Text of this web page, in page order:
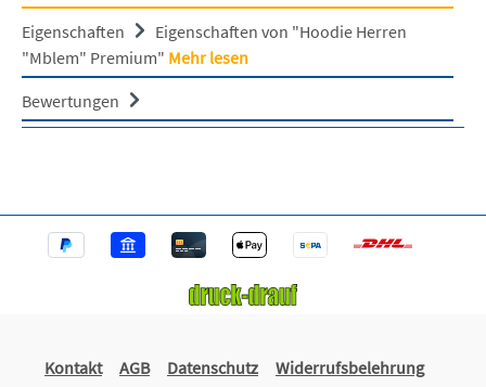
Eigenschaften
Eigenschaften von "Hoodie Herren
"Mblem" Premium" Mehr lesen
Bewertungen
Kontakt AGB Datenschutz
Widerrufsbelehrung